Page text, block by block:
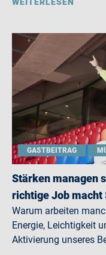
GASTBEITRAG
Stärken managen
richtige Job macht
Warum arbeiten
Energie, Leichtigkeit
Aktivierung unseres